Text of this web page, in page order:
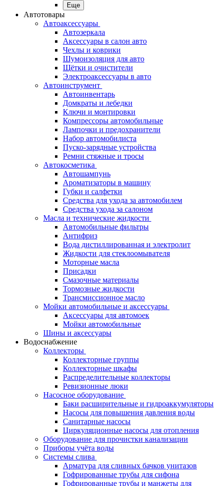
Еще
Автотовары
Автоаксессуары
Автозеркала
Аксессуары в салон авто
Чехлы и коврики
Шумоизоляция для авто
Щётки и очистители
Электроаксессуары в авто
Автоинструмент
Автоинвентарь
Домкраты и лебедки
Ключи и монтировки
Компрессоры автомобильные
Лампочки и предохранители
Набор автомобилиста
Пуско-зарядные устройства
Ремни стяжные и тросы
Автокосметика
Автошампунь
Ароматизаторы в машину
Губки и салфетки
Средства для ухода за автомобилем
Средства ухода за салоном
Масла и технические жидкости
Автомобильные фильтры
Антифриз
Вода дистиллированная и электролит
Жидкости для стеклоомывателя
Моторные масла
Присадки
Смазочные материалы
Тормозные жидкости
Трансмиссионное масло
Мойки автомобильные и аксессуары
Аксессуары для автомоек
Мойки автомобильные
Шины и аксессуары
Водоснабжение
Коллекторы
Коллекторные группы
Коллекторные шкафы
Распределительные коллекторы
Ревизионные люки
Насосное оборудование
Баки расширительные и гидроаккумуляторы
Насосы для повышения давления воды
Санитарные насосы
Циркуляционные насосы для отопления
Оборудование для прочистки канализации
Приборы учёта воды
Системы слива
Арматура для сливных бачков унитазов
Гофрированные трубы для сифона
Гофрированные трубы и манжеты для